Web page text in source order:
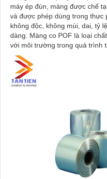
máy ép đùn, màng được chế
và được phép dùng trong thực
không độc, không mùi, dai, tỷ
dàng. Màng co POF là loại
với môi trường trong quá trình